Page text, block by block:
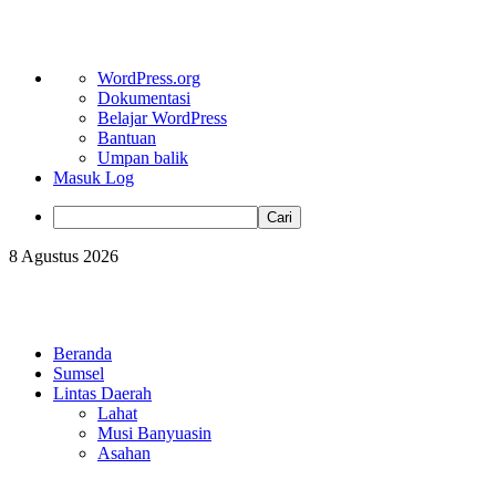
Tentang
WordPress
WordPress.org
Dokumentasi
Belajar WordPress
Bantuan
Umpan balik
Masuk Log
Cari
Skip
8 Agustus 2026
Beranda
Sumsel
Lintas Daerah
Lahat
Musi Banyuasin
Asahan